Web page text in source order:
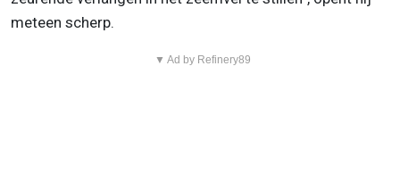
meteen scherp.
▼ Ad by Refinery89